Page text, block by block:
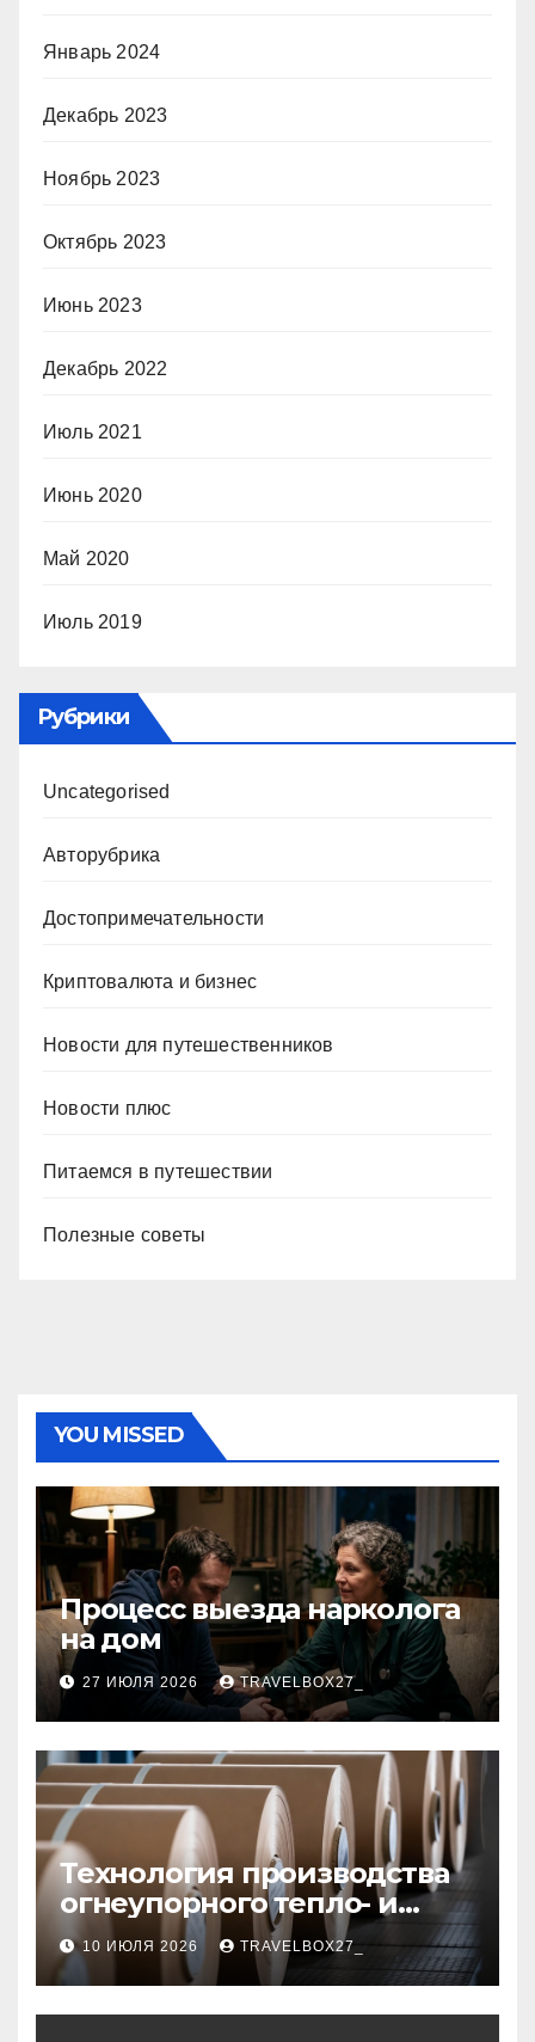
Январь 2024
Декабрь 2023
Ноябрь 2023
Октябрь 2023
Июнь 2023
Декабрь 2022
Июль 2021
Июнь 2020
Май 2020
Июль 2019
Рубрики
Uncategorised
Авторубрика
Достопримечательности
Криптовалюта и бизнес
Новости для путешественников
Новости плюс
Питаемся в путешествии
Полезные советы
YOU MISSED
Процесс выезда нарколога
на дом
27 ИЮЛЯ 2026 TRAVELBOX27_
Технология производства
огнеупорного тепло- и
звукоизоляционного
картона из
муллитокремнеземистого
волокна
10 ИЮЛЯ 2026 TRAVELBOX27_